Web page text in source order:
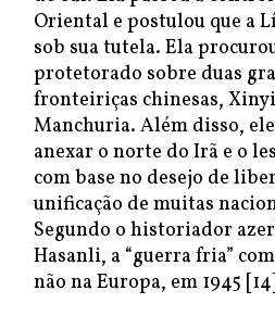
Oriental e postulou que a
sob sua tutela. Ela
protetorado sobre duas
fronteiriças chinesas,
Manchuria. Além disso,
anexar o norte do Irã e o
com base no desejo de
unificação de muitas
Segundo o historiador
Hasanli, a “guerra fria”
não na Europa, em 1945